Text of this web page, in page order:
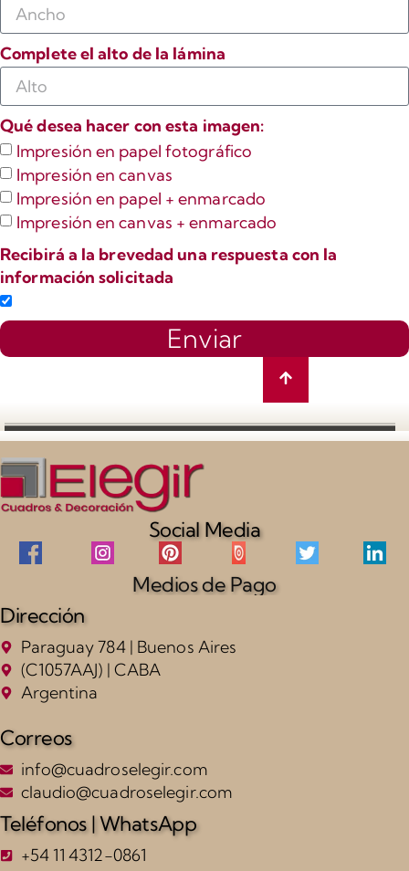
Complete el alto de la lámina
Qué desea hacer con esta imagen:
Impresión en papel fotográfico
Impresión en canvas
Impresión en papel + enmarcado
Impresión en canvas + enmarcado
Recibirá a la brevedad una respuesta con la
información solicitada
Enviar
Social Media
Medios de Pago
Dirección
Paraguay 784 | Buenos Aires
(C1057AAJ) | CABA
Argentina
Correos
info@cuadroselegir.com
claudio@cuadroselegir.com
Teléfonos | WhatsApp
+54 11 4312-0861